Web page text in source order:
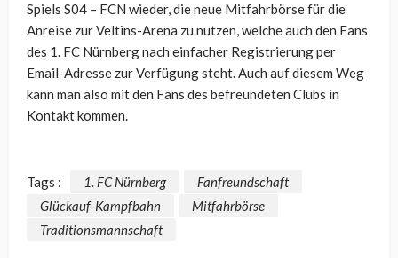
Spiels S04 – FCN wieder, die neue Mitfahrbörse für die
Anreise zur Veltins-Arena zu nutzen, welche auch den Fans
des 1. FC Nürnberg nach einfacher Registrierung per
Email-Adresse zur Verfügung steht. Auch auf diesem Weg
kann man also mit den Fans des befreundeten Clubs in
Kontakt kommen.
Tags : 1. FC Nürnberg
Fanfreundschaft
Glückauf-Kampfbahn
Mitfahrbörse
Traditionsmannschaft